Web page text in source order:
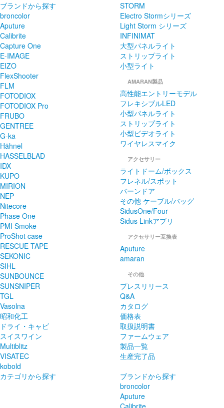
ブランドから探す
broncolor
Aputure
Calibrite
Capture One
E-IMAGE
EIZO
FlexShooter
FLM
FOTODIOX
FOTODIOX Pro
FRUBO
GENTREE
G-ka
Hähnel
HASSELBLAD
IDX
KUPO
MIRION
NEP
Nitecore
Phase One
PMI Smoke
ProShot case
RESCUE TAPE
SEKONIC
SIHL
SUNBOUNCE
SUNSNIPER
TGL
Vasolna
昭和化工
ドライ・キャビ
スイスワイン
Multiblitz
VISATEC
kobold
カテゴリから探す
STORM
Electro Stormシリーズ
Light Storm シリーズ
INFINIMAT
大型パネルライト
ストリップライト
小型ライト
AMARAN製品
高性能エントリーモデル
フレキシブルLED
小型パネルライト
ストリップライト
小型ビデオライト
ワイヤレスマイク
アクセサリー
ライトドーム/ボックス
フレネル/スポット
バーンドア
その他 ケーブル/バッグ
SidusOne/Four
Sidus Linkアプリ
アクセサリー互換表
Aputure
amaran
その他
プレスリリース
Q&A
カタログ
価格表
取扱説明書
ファームウェア
製品一覧
生産完了品
ブランドから探す
broncolor
Aputure